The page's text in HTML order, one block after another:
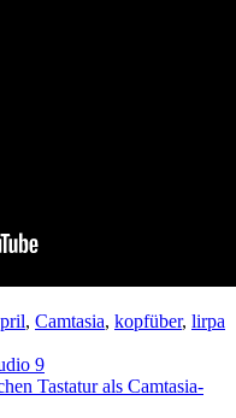
, Camtasia, kopfüber, lirpa
9
Tastatur als Camtasia-